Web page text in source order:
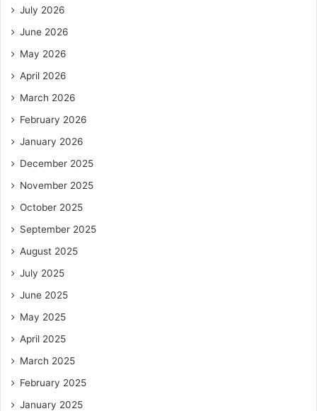
July 2026
June 2026
May 2026
April 2026
March 2026
February 2026
January 2026
December 2025
November 2025
October 2025
September 2025
August 2025
July 2025
June 2025
May 2025
April 2025
March 2025
February 2025
January 2025